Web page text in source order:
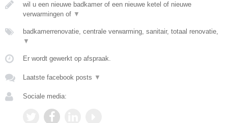
wil u een nieuwe badkamer of een nieuwe ketel of nieuwe
verwarmingen of ▼
badkamerrenovatie, centrale verwarming, sanitair, totaal renovatie,
▼
Er wordt gewerkt op afspraak.
Laatste facebook posts ▼
Sociale media: